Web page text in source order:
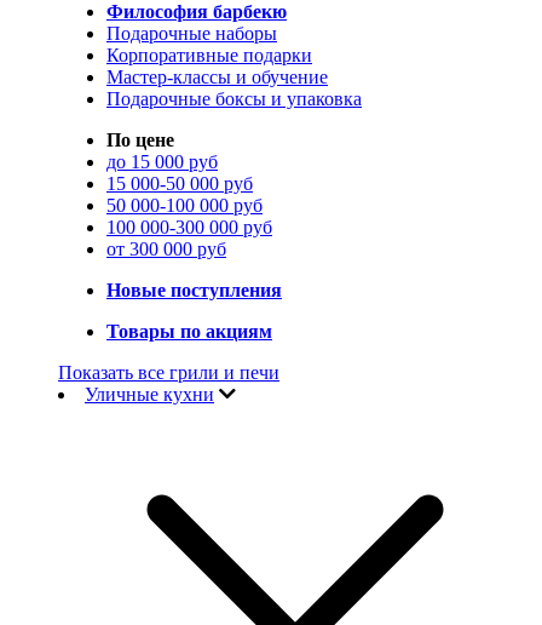
Философия барбекю
Подарочные наборы
Корпоративные подарки
Мастер-классы и обучение
Подарочные боксы и упаковка
По цене
до 15 000 руб
15 000-50 000 руб
50 000-100 000 руб
100 000-300 000 руб
от 300 000 руб
Новые поступления
Товары по акциям
Показать все грили и печи
Уличные кухни